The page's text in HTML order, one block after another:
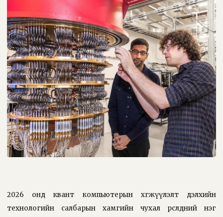
2026 онд квант компьютерын хөгжүүлэлт дэлхийн
технологийн салбарын хамгийн чухал өрсөлдөөний нэг